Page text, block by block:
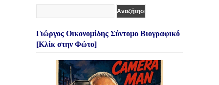
Γιώργος Οικονομίδης Σύντομο Βιογραφικό
[Κλίκ στην Φώτο]